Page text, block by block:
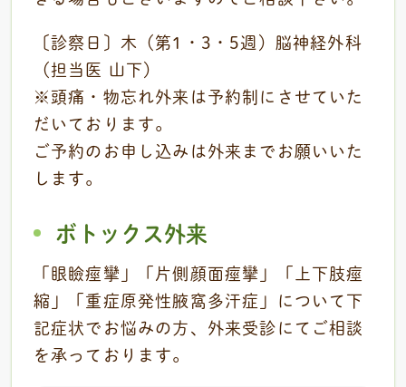
〔診察日〕木（第1・3・5週）脳神経外科
（担当医 山下）
※頭痛・物忘れ外来は予約制にさせていた
だいております。
ご予約のお申し込みは外来までお願いいた
します。
ボトックス外来
「眼瞼痙攣」「片側顔面痙攣」「上下肢痙
縮」「重症原発性腋窩多汗症」について下
記症状でお悩みの方、外来受診にてご相談
を承っております。